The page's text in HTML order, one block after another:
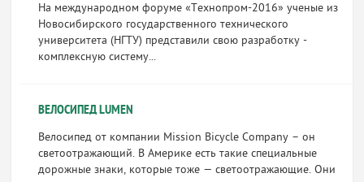
На международном форуме «Технопром-2016» ученые из
Новосибирского государственного технического
университета (НГТУ) представили свою разработку -
комплексную систему...
ВЕЛОСИПЕД LUMEN
Велосипед от компании Mission Bicycle Company – он
светоотражающий. В Америке есть такие специальные
дорожные знаки, которые тоже — светоотражающие. Они